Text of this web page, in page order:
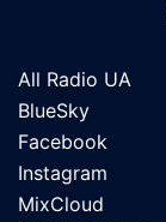
All Radio UA
BlueSky
Facebook
Instagram
MixCloud